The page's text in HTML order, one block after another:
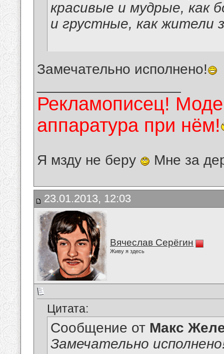
красивые и мудрые, как
и грустные, как жители
Замечательно исполнено!
Рекламописец!
аппаратура при нём!
Я мзду не беру Мне за
23.01.2013, 12:03
Вячеслав Серёгин
Живу я здесь
Цитата:
Сообщение от Макс
Замечательно